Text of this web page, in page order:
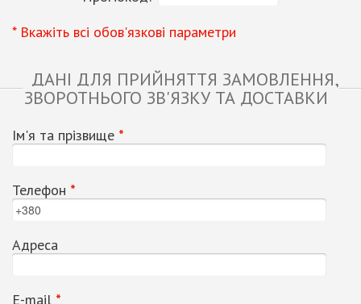
* Вкажіть всі обов'язкові параметри
ДАНІ ДЛЯ ПРИЙНЯТТЯ ЗАМОВЛЕННЯ,
ЗВОРОТНЬОГО ЗВ'ЯЗКУ ТА ДОСТАВКИ
Ім'я та прізвище *
Телефон *
Адреса
Е-mail *